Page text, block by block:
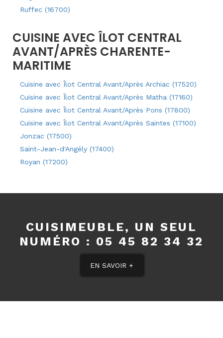
Ruffec (16700)
CUISINE AVEC ÎLOT CENTRAL
AVANT/APRÈS CHARENTE-
MARITIME
Cuisine avec Îlot Central Avant/Après Archiac (17520)
Cuisine avec Îlot Central Avant/Après Matha (17160)
Cuisine avec Îlot Central Avant/Après Pons (17800)
Cuisine avec Îlot Central Avant/Après Saintes (17100)
Jonzac (17500)
Saint-Jean-d'Angély (17400)
Royan (17200)
CUISIMEUBLE, UN SEUL
NUMÉRO : 05 45 82 34 32
EN SAVOIR +